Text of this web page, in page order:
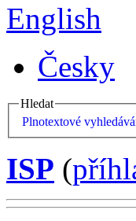
English
Česky
Hledat
Plnotextové
ISP (